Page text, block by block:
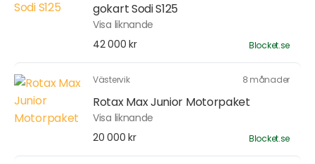
gokart Sodi S125
Visa liknande
42 000 kr
Blocket.se
Västervik 8 månader
Rotax Max Junior Motorpaket
Visa liknande
20 000 kr
Blocket.se